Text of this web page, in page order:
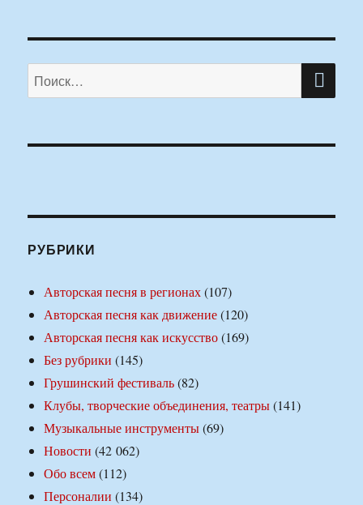
Искать:
РУБРИКИ
Авторская песня в регионах(107)
Авторская песня как движение(120)
Авторская песня как искусство(169)
Без рубрики (145)
Грушинский фестиваль(82)
Клубы, творческие объединения, театры(141)
Музыкальные инструменты(69)
Новости (42 062)
Обо всем(112)
Персоналии (134)